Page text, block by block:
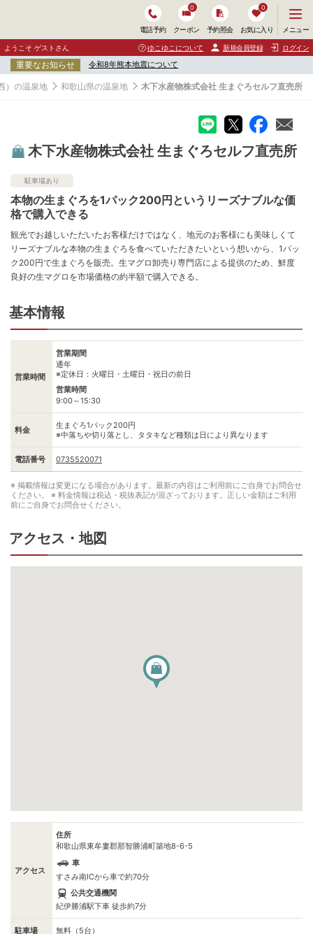
電話予約 クーポン
0
予約照会 お気に入り
0
ニ
ュ
ー
開
く
メニュー
ようこそ ゲストさん ゆこゆこについて 新規会員登録 ログイン
重要なお知らせ 令和8年熊本地震について
）の温泉地 和歌山県の温泉地 木下水産物株式会社 生まぐろセルフ直売所
木下水産物株式会社 生まぐろセルフ直売所
駐車場あり
本物の生まぐろを1パック200円というリーズナブルな価
格で購入できる
観光でお越しいただいたお客様だけではなく、地元のお客様にも美味しくて
リーズナブルな本物の生まぐろを食べていただきたいという想いから、1パッ
ク200円で生まぐろを販売。生マグロ卸売り専門店による提供のため、鮮度
良好の生マグロを市場価格の約半額で購入できる。
基本情報
営業時間
営業期間
通年
※定休日：火曜日・土曜日・祝日の前日
営業時間
9:00～15:30
料金
生まぐろ1パック200円
※中落ちや切り落とし、タタキなど種類は日により異なります
電話番号 0735520071
※ 掲載情報は変更になる場合があります。最新の内容はご利用前にご自身でお問合せ
ください。
※ 料金情報は税込・税抜表記が混ざっております。正しい金額はご利用
前にご自身でお問合せください。
アクセス・地図
アクセス
住所
和歌山県東牟婁郡那智勝浦町築地8-6-5
車
すさみ南ICから車で約70分
公共交通機関
紀伊勝浦駅下車 徒歩約7分
駐車場 無料（5台）